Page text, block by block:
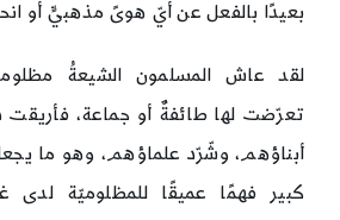
بعيدًا بالفعل عن أيّ هوىً مذهبيٍّ أو
لقد عاش المسلمون الشيعةُ
تعرّضت لها طائفةٌ أو جماعة، فأريقت
أبناؤهم، وشّرّد علماؤهم، وهو ما
كبير فهمًا عميقًا للمظلوميّة لدى